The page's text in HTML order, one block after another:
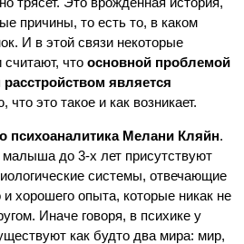
причины, то есть то, в каком
И в этой связи некоторые
считают, чтоосновной проблемой
является
что это такое и как возникает.
психоаналитика Мелани Кляйн.
до 3-х лет присутствуют
системы, отвечающие
хорошего опыта, которые никак не
Иначе говоря, в психике у
как будто два мира: мир,